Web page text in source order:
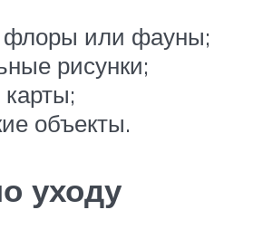
флоры или фауны;
рисунки;
объекты.
уходу